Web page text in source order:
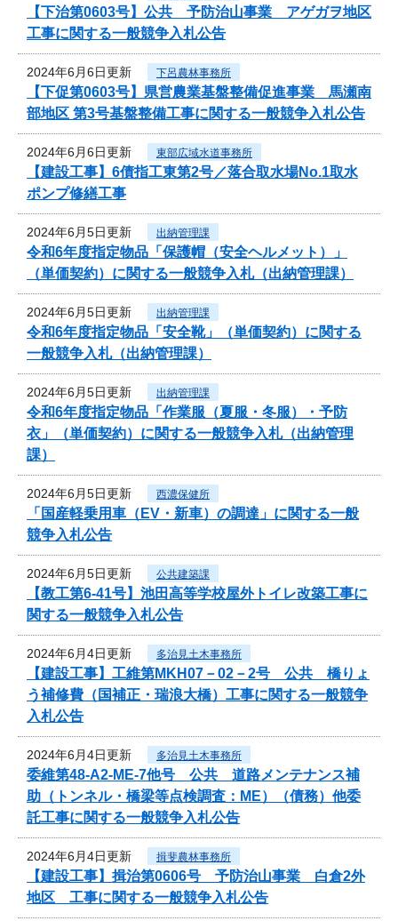
【下治第0603号】公共 予防治山事業 アゲガヲ地区
工事に関する一般競争入札公告
2024年6月6日更新 下呂農林事務所
【下促第0603号】県営農業基盤整備促進事業 馬瀬南
部地区 第3号基盤整備工事に関する一般競争入札公告
2024年6月6日更新 東部広域水道事務所
【建設工事】6債指工東第2号／落合取水場No.1取水
ポンプ修繕工事
2024年6月5日更新 出納管理課
令和6年度指定物品「保護帽（安全ヘルメット）」
（単価契約）に関する一般競争入札（出納管理課）
2024年6月5日更新 出納管理課
令和6年度指定物品「安全靴」（単価契約）に関する
一般競争入札（出納管理課）
2024年6月5日更新 出納管理課
令和6年度指定物品「作業服（夏服・冬服）・予防
衣」（単価契約）に関する一般競争入札（出納管理
課）
2024年6月5日更新 西濃保健所
「国産軽乗用車（EV・新車）の調達」に関する一般
競争入札公告
2024年6月5日更新 公共建築課
【教工第6-41号】池田高等学校屋外トイレ改築工事に
関する一般競争入札公告
2024年6月4日更新 多治見土木事務所
【建設工事】工維第MKH07－02－2号 公共 橋りょ
う補修費（国補正・瑞浪大橋）工事に関する一般競争
入札公告
2024年6月4日更新 多治見土木事務所
委維第48-A2-ME-7他号 公共 道路メンテナンス補
助（トンネル・橋梁等点検調査：ME）（債務）他委
託工事に関する一般競争入札公告
2024年6月4日更新 揖斐農林事務所
【建設工事】揖治第0606号 予防治山事業 白倉2外
地区 工事に関する一般競争入札公告